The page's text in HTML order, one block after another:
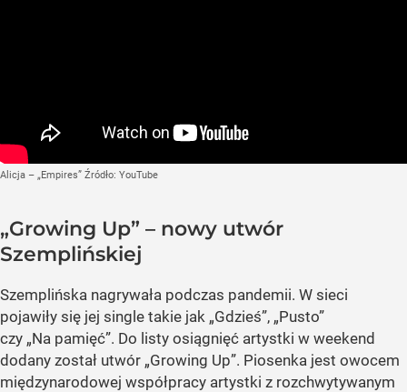
Alicja – „Empires” Źródło: YouTube
„Growing Up” – nowy utwór
Szemplińskiej
Szemplińska nagrywała podczas pandemii. W sieci
pojawiły się jej single takie jak „Gdzieś”, „Pusto”
czy „Na pamięć”. Do listy osiągnięć artystki w weekend
dodany został utwór „Growing Up”. Piosenka jest owocem
międzynarodowej współpracy artystki z rozchwytywanym